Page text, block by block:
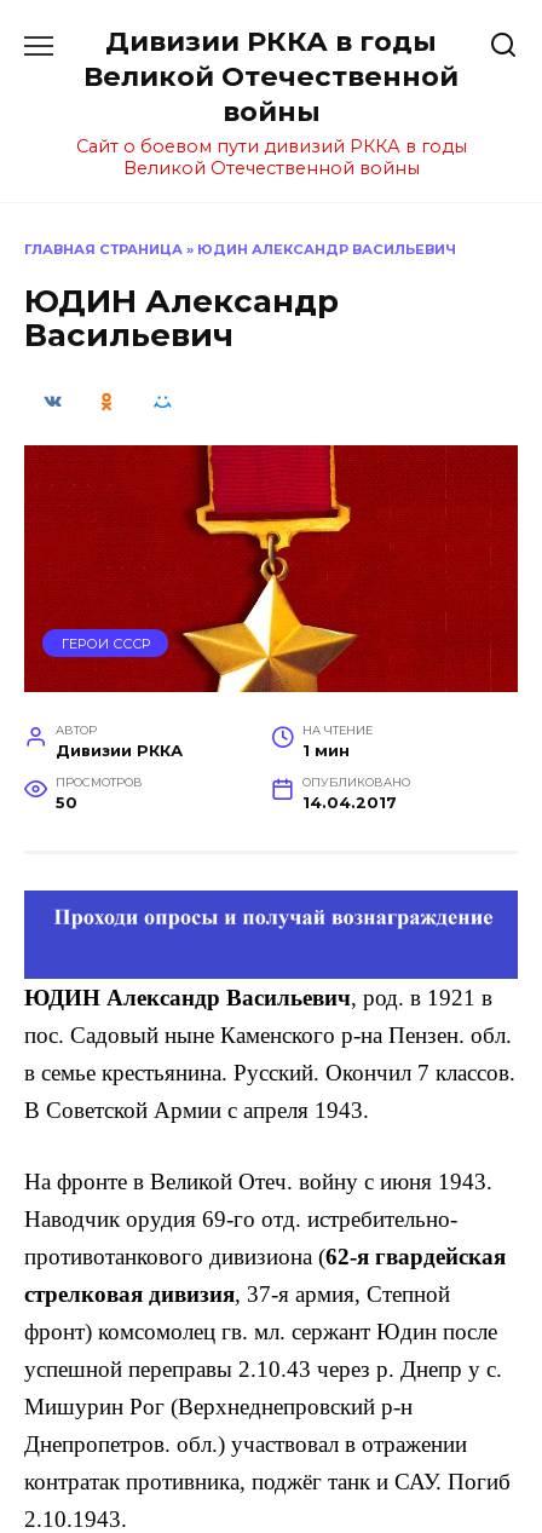
содержанию
Дивизии РККА в годы
Великой Отечественной
войны
Сайт о боевом пути дивизий РККА в годы
Великой Отечественной войны
ГЛАВНАЯ СТРАНИЦА » ЮДИН АЛЕКСАНДР ВАСИЛЬЕВИЧ
ЮДИН Александр
Васильевич
ГЕРОИ СССР
АВТОР
Дивизии РККА
НА ЧТЕНИЕ
1 мин
ПРОСМОТРОВ
50
ОПУБЛИКОВАНО
14.04.2017
ЮДИН Александр Васильевич, род. в 1921 в
пос. Садовый ныне Каменского р-на Пензен. обл.
в семье крестьянина. Русский. Окончил 7 классов.
В Советской Ар­мии с апреля 1943.
На фронте в Великой Отеч. войну с июня 1943.
Наводчик орудия 69-го отд. истребительно-
противотанкового дивизиона (62-я гвардейская
стрелковая дивизия, 37-я армия, Степной
фронт) комсомолец гв. мл. сержант Юдин после
успеш­ной переправы 2.10.43 через р. Днепр у с.
Мишурин Рог (Верхнеднепровский р-н
Днепропетров. обл.) участвовал в от­ражении
контратак противника, поджёг танк и САУ. Погиб
2.10.1943.